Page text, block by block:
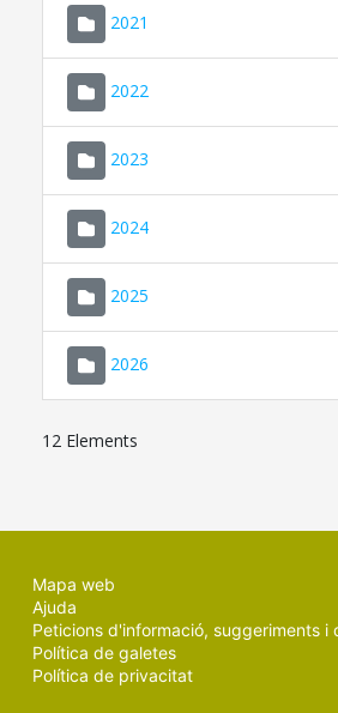
2021
2022
2023
2024
2025
2026
12 Elements
Mapa web
Ajuda
Peticions d'informació, suggeriments i
Política de galetes
Política de privacitat